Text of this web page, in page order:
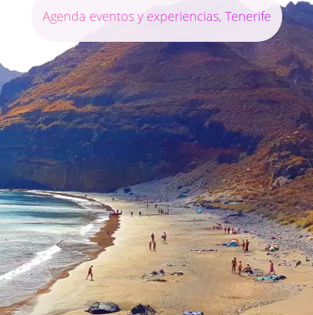
Agenda eventos y experiencias, Tenerife